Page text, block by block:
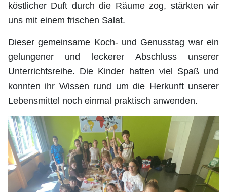
köstlicher Duft durch die Räume zog, stärkten wir
uns mit einem frischen Salat.
Dieser gemeinsame Koch- und Genusstag war ein
gelungener und leckerer Abschluss unserer
Unterrichtsreihe. Die Kinder hatten viel Spaß und
konnten ihr Wissen rund um die Herkunft unserer
Lebensmittel noch einmal praktisch anwenden.